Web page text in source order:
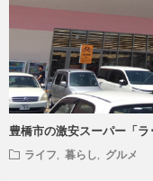
豊橋市の激安スーパー「
ライフ 暮らし グルメ